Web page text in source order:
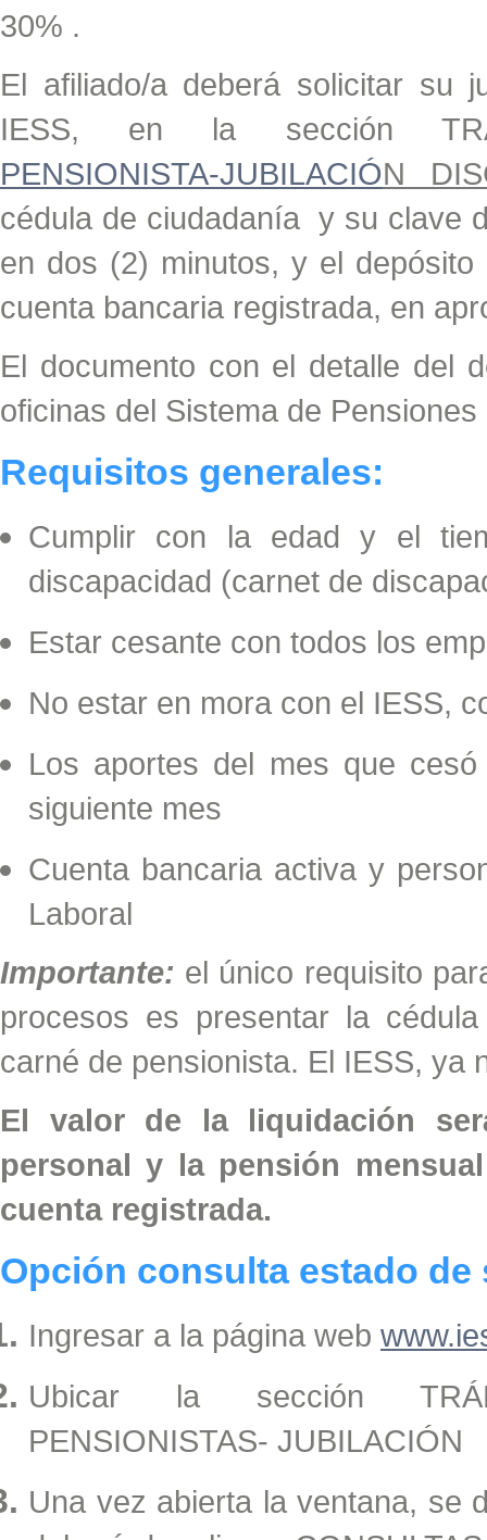
30% .
El afiliado/a deberá solicitar su
IESS, en la sección
PENSIONISTA-JUBILACIÓN
cédula de ciudadanía y su clave
en dos (2) minutos, y el
cuenta bancaria registrada, en
El documento con el detalle del
oficinas del Sistema de
Requisitos generales:
Cumplir con la edad y el
discapacidad (carnet de
Estar cesante con todos los
No estar en mora con el IESS,
Los aportes del mes que
siguiente mes
Cuenta bancaria activa y
Laboral
Importante: el único requisito
procesos es presentar la
carné de pensionista. El IESS, ya
El valor de la liquidación
personal y la pensión
cuenta registrada.
Opción consulta estado
Ingresar a la página web
Ubicar la sección
PENSIONISTAS- JUBILACIÓN
Una vez abierta la ventana, se